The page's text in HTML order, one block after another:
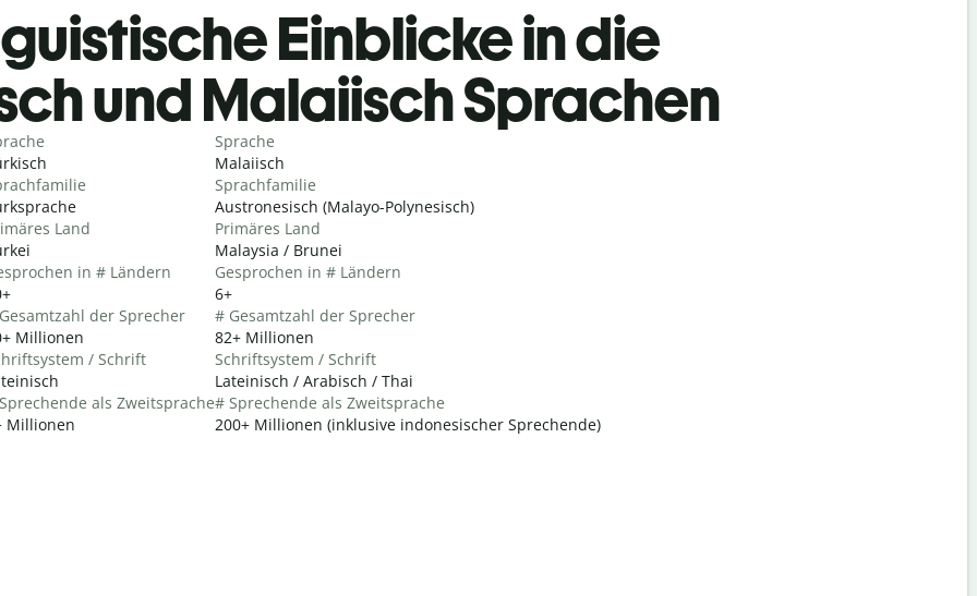
Einblicke in die
und Malaiisch Sprachen
Land
in # Ländern
der Sprecher
Millionen
/ Schrift
als Zweitsprache
Millionen
Sprache
Malaiisch
Sprachfamilie
Austronesisch (Malayo-Polynesisch)
Primäres Land
Malaysia / Brunei
Gesprochen in # Ländern
6+
# Gesamtzahl der Sprecher
82+ Millionen
Schriftsystem / Schrift
Lateinisch / Arabisch / Thai
# Sprechende als Zweitsprache
200+ Millionen (inklusive indonesischer Sprechende)